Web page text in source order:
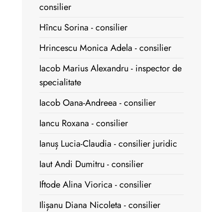
consilier
Hîncu Sorina - consilier
Hrincescu Monica Adela - consilier
Iacob Marius Alexandru - inspector de
specialitate
Iacob Oana-Andreea - consilier
Iancu Roxana - consilier
Ianuș Lucia-Claudia - consilier juridic
Iaut Andi Dumitru - consilier
Iftode Alina Viorica - consilier
Ilișanu Diana Nicoleta - consilier